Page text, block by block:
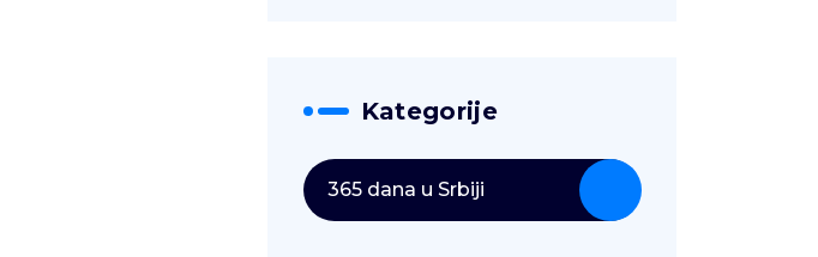
Kategorije
365 dana u Srbiji